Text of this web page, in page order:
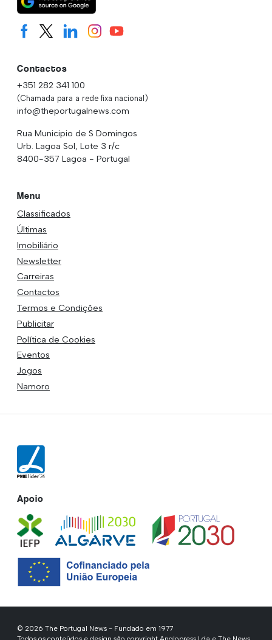
Contactos
+351 282 341 100
(Chamada para a rede fixa nacional)
info@theportugalnews.com
Rua Municipio de S Domingos
Urb. Lagoa Sol, Lote 3 r/c
8400-357 Lagoa - Portugal
Menu
Classificados
Últimas
Imobiliário
Newsletter
Carreiras
Contactos
Termos e Condições
Publicitar
Política de Cookies
Eventos
Jogos
Namoro
Apoio
© 2026 The Portugal News - Fundado em 1977